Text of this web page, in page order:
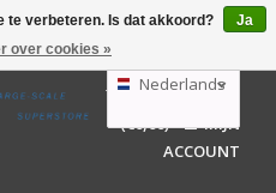
GBP
AUD
Nederlands
Deutsch
English
WINKELWAGEN
(€0,00)
MIJN
ACCOUNT
te verbeteren. Is dat akkoord?
Ja
over cookies »